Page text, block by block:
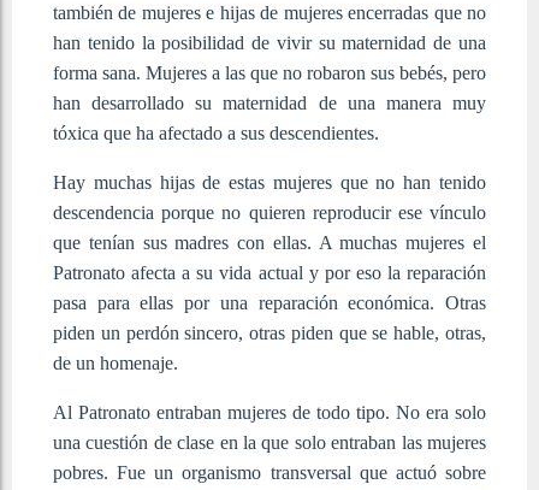
también de mujeres e hijas de mujeres encerradas que no
han tenido la posibilidad de vivir su maternidad de una
forma sana. Mujeres a las que no robaron sus bebés, pero
han desarrollado su maternidad de una manera muy
tóxica que ha afectado a sus descendientes.
Hay muchas hijas de estas mujeres que no han tenido
descendencia porque no quieren reproducir ese vínculo
que tenían sus madres con ellas. A muchas mujeres el
Patronato afecta a su vida actual y por eso la reparación
pasa para ellas por una reparación económica. Otras
piden un perdón sincero, otras piden que se hable, otras,
de un homenaje.
Al Patronato entraban mujeres de todo tipo. No era solo
una cuestión de clase en la que solo entraban las mujeres
pobres. Fue un organismo transversal que actuó sobre